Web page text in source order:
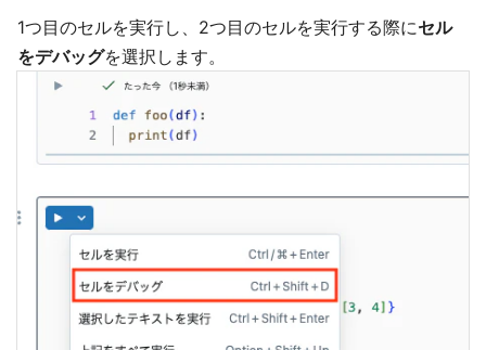
1つ目のセルを実行し、2つ目のセルを実行する際にセル
をデバッグを選択します。